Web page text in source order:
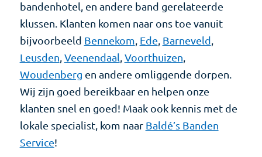
bandenhotel, en andere band gerelateerde
klussen. Klanten komen naar ons toe vanuit
bijvoorbeeld Bennekom, Ede, Barneveld,
Leusden, Veenendaal, Voorthuizen,
Woudenberg en andere omliggende dorpen.
Wij zijn goed bereikbaar en helpen onze
klanten snel en goed! Maak ook kennis met de
lokale specialist, kom naar Baldé’s Banden
Service!